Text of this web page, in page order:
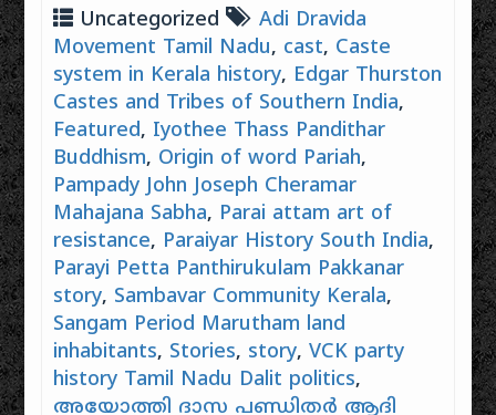
അക്ഷരവിപ്ലവമുണ്ടായിരുന്നു.
വിസ്മൃതിയുടെ
ആഴങ്ങളിലേക്ക്
മറഞ്ഞുപോയ
ദളിത് ക്രൈസ്തവ
മുന്നേറ്റങ്ങളുടെയും
കാങ്ങഴ പത്രോസ്
എന്ന ധീരനായ
മനുഷ്യന്റെയും
ചരിത്രമാണത്.
കേരള നവോത്ഥാന
ചരിത്രത്തിൽ
പാർശ്വവൽക്കരിക്കപ്പെട്ട
ദളിത് ക്രൈസ്തവ
മുന്നേറ്റങ്ങളെക്കുറിച്ചുള്ള…
അത്. എന്നാൽ, ആ
ഇരുളടഞ്ഞ
കാലഘട്ടത്തിൽ
നിന്ന്
വെളിച്ചത്തിലേക്ക്
കേരളം നടത്തിയ
നവോത്ഥാന
ചരിത്രത്തിന്റെ
ഏറ്റവും വലിയ
ആധികാരികത.
അധികാര…
കാസർകോട്
ജില്ലയിലെ
കാഞ്ഞങ്ങാട്ട് നടന്ന
'മടിയൻ കൂലോം
വിദ്യാലയ സമരം'
പൗരാവകാശ-
വിദ്യാഭ്യാസ
ചരിത്രത്തിലെ
ഉജ്ജ്വലവും
വിപ്ലവാത്മകവുമായ
ഒരു അധ്യായമാണ്.
ലളിതമായി
പറഞ്ഞാൽ,
പ്രശസ്തമായ
കാഞ്ഞങ്ങാട്
മടിയൻ കൂലോം
ക്ഷേത്ര പരിസരത്ത്
പ്രവർത്തിച്ചിരുന്ന
Uncategorized
Adi Dravida
Movement Tamil Nadu, cast, Caste
system in Kerala history, Edgar Thurston
Castes and Tribes of Southern India,
Featured, Iyothee Thass Pandithar
Buddhism, Origin of word Pariah,
Pampady John Joseph Cheramar
Mahajana Sabha, Parai attam art of
resistance, Paraiyar History South India,
Parayi Petta Panthirukulam Pakkanar
story, Sambavar Community Kerala,
Sangam Period Marutham land
inhabitants, Stories, story,VCK party
history Tamil Nadu Dalit politics,
അയോത്തി ദാസ പണ്ഡിതർ ആദി